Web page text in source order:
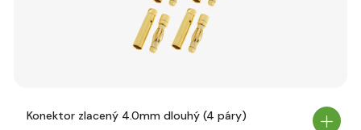
Konektor zlacený 4.0mm dlouhý (4 páry)